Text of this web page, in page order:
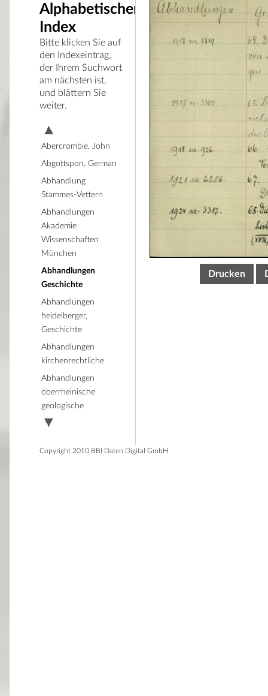
Drucken
Alphabetischer
Index
Bitte klicken Sie auf
den Indexeintrag,
der Ihrem Suchwort
am nächsten ist,
und blättern Sie
weiter.
Abercrombie, John
Abgottspon, German
Abhandlung
Stammes-Vettern
Abhandlungen
Akademie
Wissenschaften
München
Abhandlungen
Geschichte
Abhandlungen
heidelberger,
Geschichte
Abhandlungen
kirchenrechtliche
Abhandlungen
oberrheinische
geologische
Copyright 2010 BBI Daten Digital GmbH